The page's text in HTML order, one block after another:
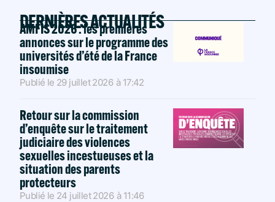
DERNIÈRES ACTUALITÉS
AMFIS 2026 : les premières
annonces sur le programme des
universités d’été de la France
insoumise
Publié le 29 juillet 2026 à 17:42
Retour sur la commission
d’enquête sur le traitement
judiciaire des violences
sexuelles incestueuses et la
situation des parents
protecteurs
Publié le 24 juillet 2026 à 11:46